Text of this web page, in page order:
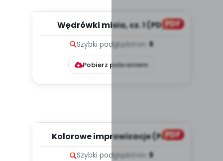
PDF
Wędrówki misia, cz. 1 (PD)
Szybki podglądstron: 9
Pobierz pobraniem
PDF
Kolorowe improwizacje (PD)
Szybki podglądstron: 9